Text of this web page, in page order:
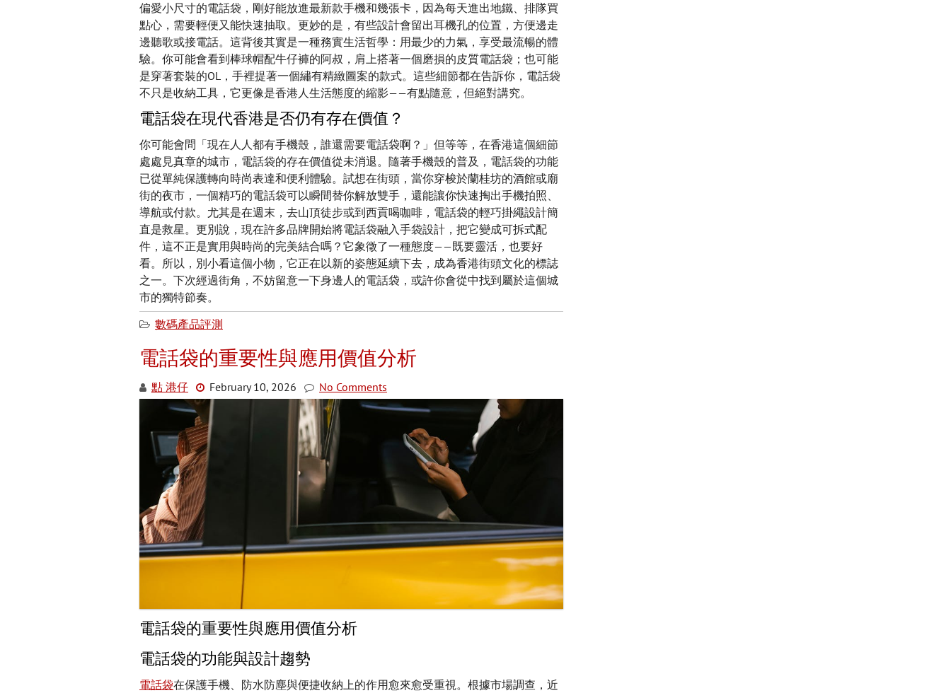
偏愛小尺寸的電話袋，剛好能放進最新款手機和幾張卡，因為每天進出地鐵、排隊買
點心，需要輕便又能快速抽取。更妙的是，有些設計會留出耳機孔的位置，方便邊走
邊聽歌或接電話。這背後其實是一種務實生活哲學：用最少的力氣，享受最流暢的體
驗。你可能會看到棒球帽配牛仔褲的阿叔，肩上搭著一個磨損的皮質電話袋；也可能
是穿著套裝的OL，手裡提著一個繡有精緻圖案的款式。這些細節都在告訴你，電話袋
不只是收納工具，它更像是香港人生活態度的縮影——有點隨意，但絕對講究。
電話袋在現代香港是否仍有存在價值？
你可能會問「現在人人都有手機殼，誰還需要電話袋啊？」但等等，在香港這個細節
處處見真章的城市，電話袋的存在價值從未消退。隨著手機殼的普及，電話袋的功能
已從單純保護轉向時尚表達和便利體驗。試想在街頭，當你穿梭於蘭桂坊的酒館或廟
街的夜市，一個精巧的電話袋可以瞬間替你解放雙手，還能讓你快速掏出手機拍照、
導航或付款。尤其是在週末，去山頂徒步或到西貢喝咖啡，電話袋的輕巧掛繩設計簡
直是救星。更別說，現在許多品牌開始將電話袋融入手袋設計，把它變成可拆式配
件，這不正是實用與時尚的完美結合嗎？它象徵了一種態度——既要靈活，也要好
看。所以，別小看這個小物，它正在以新的姿態延續下去，成為香港街頭文化的標誌
之一。下次經過街角，不妨留意一下身邊人的電話袋，或許你會從中找到屬於這個城
市的獨特節奏。
數碼產品評測
電話袋的重要性與應用價值分析
點 港仔 February 10, 2026 No Comments
電話袋的重要性與應用價值分析
電話袋的功能與設計趨勢
電話袋在保護手機、防水防塵與便捷收納上的作用愈來愈受重視。根據市場調查，近